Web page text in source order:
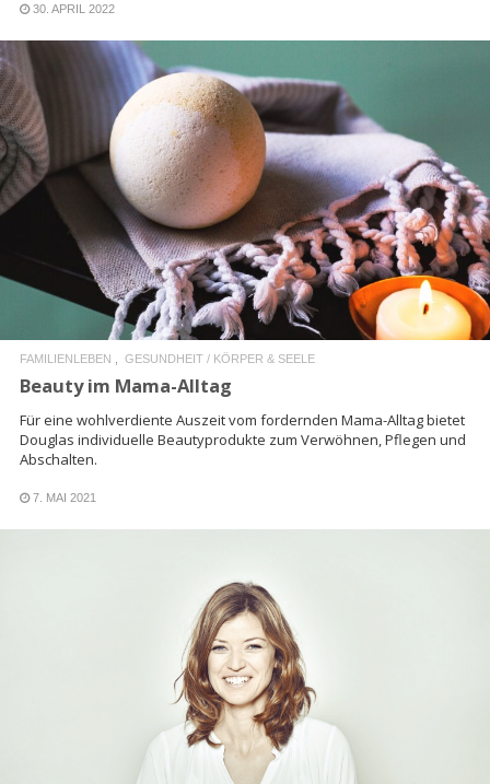
30. APRIL 2022
READ MORE
FAMILIENLEBEN GESUNDHEIT / KÖRPER & SEELE
Beauty im Mama-Alltag
Für eine wohlverdiente Auszeit vom fordernden Mama-Alltag bietet
Douglas individuelle Beautyprodukte zum Verwöhnen, Pflegen und
Abschalten.
7. MAI 2021
READ MORE